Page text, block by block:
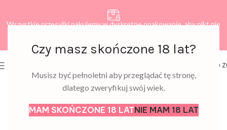
Czy masz skończone 18 lat?
Musisz być pełnoletni aby przeglądać tę stronę,
dlatego zweryfikuj swój wiek.
MAM SKOŃCZONE 18 LATNIE MAM 18 LAT
Wszystkie przesyłki pakujemy w dyskretne opakowanie, aby nikt nie
0,00